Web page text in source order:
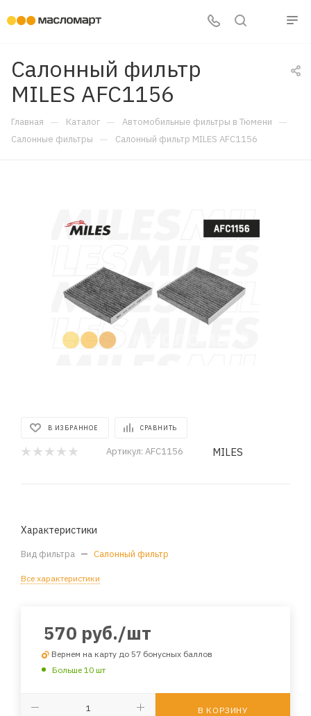
Салонный фильтр
MILES AFC1156
Главная — Каталог — Автомобильные фильтры в Тюмени —
Салонные фильтры — Салонный фильтр MILES AFC1156
В ИЗБРАННОЕ СРАВНИТЬ
Артикул: AFC1156 MILES
Характеристики
Вид фильтра — Салонный фильтр
Все характеристики
570 руб./шт
Вернем на карту до 57 бонусных баллов
Больше 10 шт
В КОРЗИНУ